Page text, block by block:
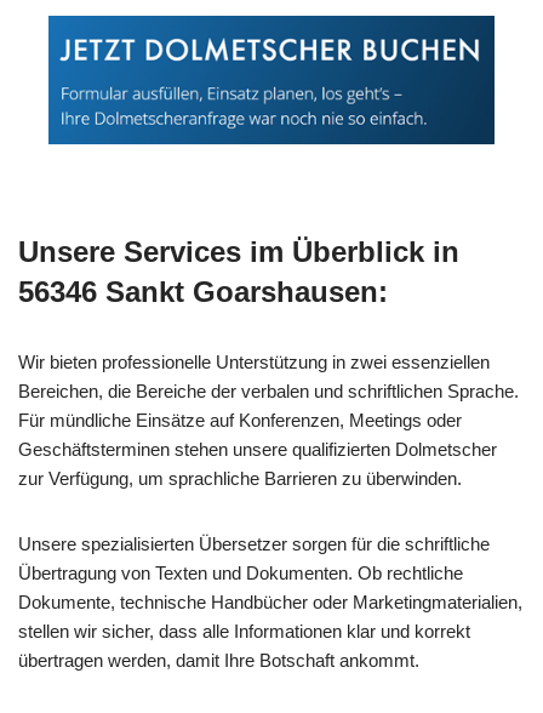
Unsere Services im Überblick in
56346 Sankt Goarshausen:
Wir bieten professionelle Unterstützung in zwei essenziellen
Bereichen, die Bereiche der verbalen und schriftlichen Sprache.
Für mündliche Einsätze auf Konferenzen, Meetings oder
Geschäftsterminen stehen unsere qualifizierten Dolmetscher
zur Verfügung, um sprachliche Barrieren zu überwinden.
Unsere spezialisierten Übersetzer sorgen für die schriftliche
Übertragung von Texten und Dokumenten. Ob rechtliche
Dokumente, technische Handbücher oder Marketingmaterialien,
stellen wir sicher, dass alle Informationen klar und korrekt
übertragen werden, damit Ihre Botschaft ankommt.